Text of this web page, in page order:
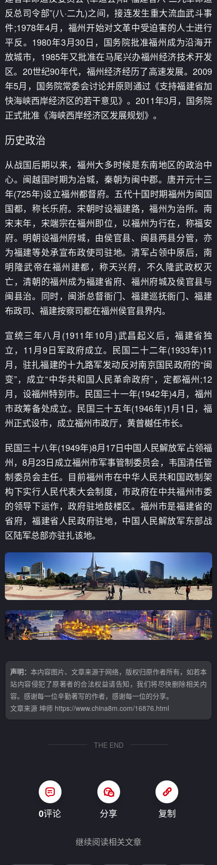
反总司令部”(八·二九)之间，接连发生重大流血武斗事
件;1978年4月，福州开始对文革中受迫害的人士进行
平反。1980年3月30日，国务院批准福州成为沿海开
放城市，1985年又批准在马尾兴办福州经济技术开发
区。20世纪90年代，福州经济经历了高速发展。2009
年5月，国务院常委会讨论并原则通过《支持福建省加
快海峡西岸经济区的若干意见》。2011年3月，国务院
正式批准《海峡西岸经济区发展规划》。
历史政治
从战国后期以来，福州大多时候是东南地区的政治中
心。闽越国时期为冶城，秦朝为闽中郡。唐开元十三
年(725年)设立福州都督府。五代十国时期福州为闽国
国都，称长乐府。宋朝时设福建路，福州为治所。南
宋末年，宋端宗在福州即位，以福州为行在，称福安
府。明朝设福州府城，由侯官县、闽县两县分管，亦
为福建等处承宣布政使司驻地。清军占领中原后，南
明隆武帝在福州建都，称天兴府，不久隆武政权灭
亡，清朝的福州成为福建省府、福州府城及侯官县与
闽县治。同时，闽浙总督衙门、福建巡抚衙门、福建
布政司、福建按察司都在福州侯官县界内。
宣统三年八月(1911年10月)武昌起义后，福建省独
立，11月9日军政府成立。民国二十二年(1933年)11
月，驻扎福建的十九路军发动反对南京国民政府的“闽
变”，成立“中华共和国人民革命政府”，定都福州;12
月，设福州特别市。民国三十一年(1942年)4月，福州
市政筹备处成立。民国三十五年(1946年)1月1日，福
州正式设市，成立福州市政厅，黄曾樾任市长。
民国三十八年(1949年)8月17日中国人民解放军占领福
州，8月23日成立福州市军事管制委员会，韦国清任管
制委员会主任。目前福州市在中华人民共和国政制架
构下实行人民代表大会制度，市政府在中共福州市委
的领导下运作，政府驻地鼓楼区。福州市是福建省的
省府，福建省人民政府驻地，中国人民解放军东部战
区陆军总部亦驻扎该地。
声明： 本内容图片、文章来源于网络，版权归原作者所有，如若本
站内容侵犯了原著者的合法权益请告知，我们将尽快删除相关内
容。感谢每一位辛勤著写的作者，感谢每一位的分享。
文章来源 坤师 https://www.china8m.com/16876.html
THE END
0评论 分享 复制
继续阅读相关文章